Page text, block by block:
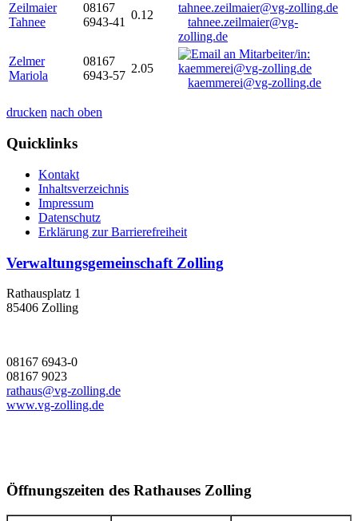
Zeilmaier
Tahnee
08167
6943-41
0.12
tahnee.zeilmaier@vg-
zolling.de
Zelmer
Mariola
08167
6943-57
2.05
kaemmerei@vg-zolling.de
drucken nach oben
Quicklinks
Kontakt
Inhaltsverzeichnis
Impressum
Datenschutz
Erklärung zur Barrierefreiheit
Verwaltungsgemeinschaft Zolling
Rathausplatz 1
85406 Zolling
08167 6943-0
08167 9023
rathaus@vg-zolling.de
www.vg-zolling.de
Öffnungszeiten des Rathauses Zolling